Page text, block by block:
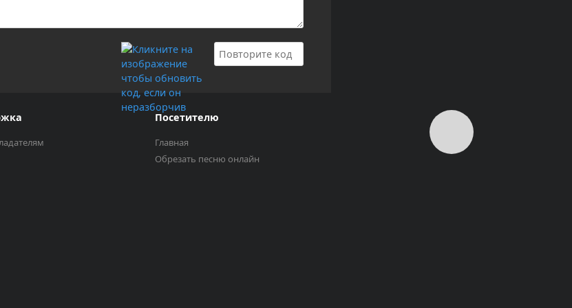
Посетителю
Главная
Обрезать песню онлайн